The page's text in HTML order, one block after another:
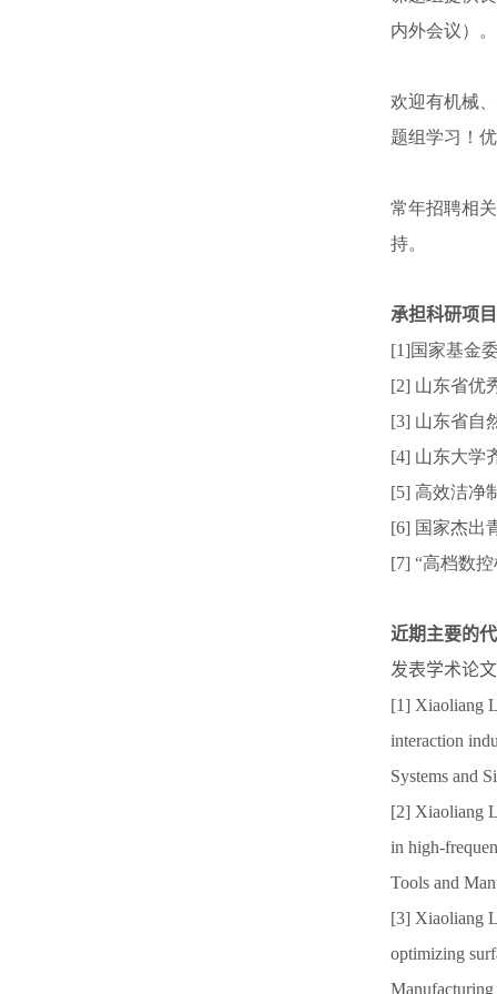
内外会议）。
欢迎有机械
题组学习！
常年招聘相
持。
承担科研项
[1]国家基金
[2] 山东省优
[3] 山东省自
[4] 山东大学
[5] 高效洁净
[6] 国家杰出
[7] “高档数
近期主要的
发表学术论
[1] Xiaoliang
interaction
Systems and
[2] Xiaoliang
in high-
Tools and
[3] Xiaoliang
optimizing
Manufacturing